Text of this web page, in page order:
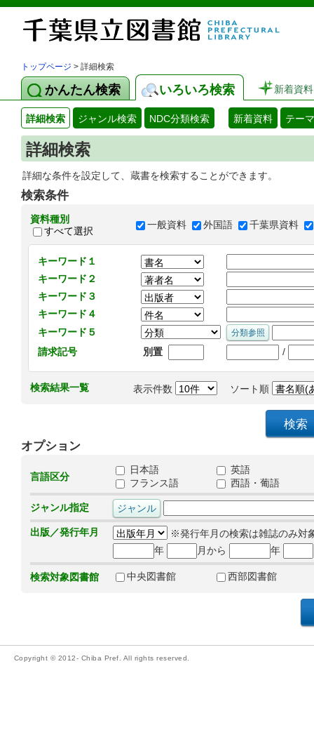
トップページ > 詳細検索
かんたん検索 いろいろ検索 新着資料
詳細検索 ジャンル検索 NDC分類検索 新着資料 テー
詳細検索
詳細な条件を設定して、蔵書を検索することができます。
検索条件
資料種別
すべて選択
一般資料 外国語 千葉県資料
キーワード１
キーワード２
キーワード３
キーワード４
キーワード５
請求記号
別置 /
検索結果一覧 表示件数 ソート順
オプション
言語区分
日本語
英語
フランス語
西語・葡語
ジャンル指定
出版／発行年月
※発行年月の検索は雑誌のみ対
年
月から 年
検索対象図書館 中央図書館 西部図書館
Copyright © 2012- Chiba Pref. All rights reserved.